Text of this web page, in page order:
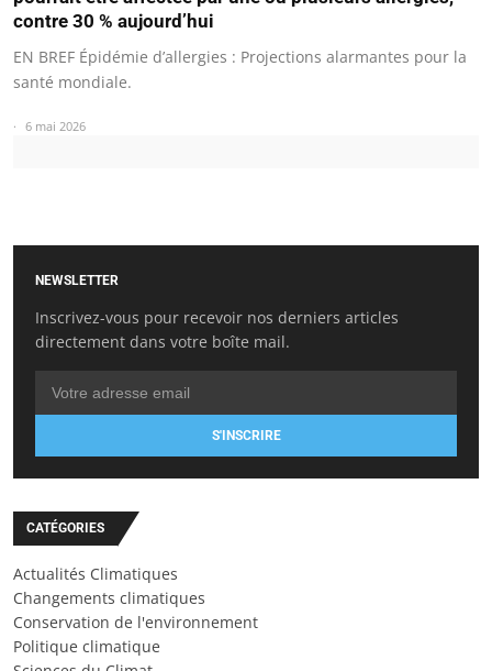
contre 30 % aujourd’hui
EN BREF Épidémie d’allergies : Projections alarmantes pour la
santé mondiale.
6 mai 2026
NEWSLETTER
Inscrivez-vous pour recevoir nos derniers articles
directement dans votre boîte mail.
S'INSCRIRE
CATÉGORIES
Actualités Climatiques
Changements climatiques
Conservation de l'environnement
Politique climatique